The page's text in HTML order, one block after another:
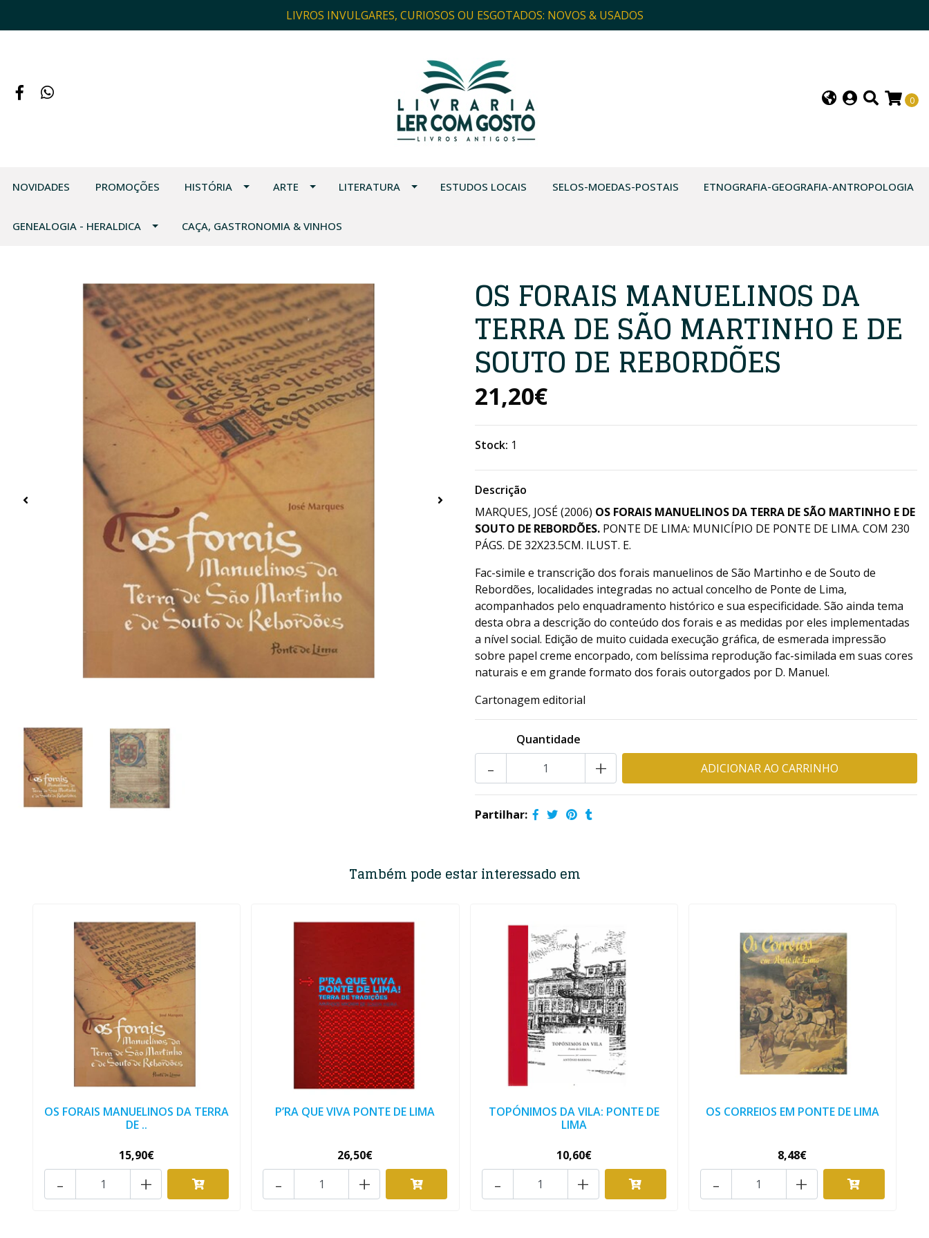
LIVROS INVULGARES, CURIOSOS OU ESGOTADOS: NOVOS & USADOS
0
NOVIDADES PROMOÇÕES HISTÓRIA ARTE LITERATURA ESTUDOS LOCAIS SELOS-MOEDAS-POSTAIS ETNOGRAFIA-GEOGRAFIA-ANTROPOLOGIA
GENEALOGIA - HERALDICA CAÇA, GASTRONOMIA & VINHOS
OS FORAIS MANUELINOS DA
TERRA DE SÃO MARTINHO E DE
SOUTO DE REBORDÕES
21,20€
Stock: 1
Descrição
MARQUES, JOSÉ (2006) OS FORAIS MANUELINOS DA TERRA DE SÃO MARTINHO E DE
SOUTO DE REBORDÕES. PONTE DE LIMA: MUNICÍPIO DE PONTE DE LIMA. COM 230
PÁGS. DE 32X23.5CM. ILUST. E.
Fac-simile e transcrição dos forais manuelinos de São Martinho e de Souto de
Rebordões, localidades integradas no actual concelho de Ponte de Lima,
acompanhados pelo enquadramento histórico e sua especificidade. São ainda tema
desta obra a descrição do conteúdo dos forais e as medidas por eles implementadas
a nível social. Edição de muito cuidada execução gráfica, de esmerada impressão
sobre papel creme encorpado, com belíssima reprodução fac-similada em suas cores
naturais e em grande formato dos forais outorgados por D. Manuel.
Cartonagem editorial
Quantidade
+
-
Partilhar:
Também pode estar interessado em
OS FORAIS MANUELINOS DA TERRA
DE ..
15,90€
+
-
P’RA QUE VIVA PONTE DE LIMA
26,50€
+
-
TOPÓNIMOS DA VILA: PONTE DE
LIMA
10,60€
+
-
OS CORREIOS EM PONTE DE LIMA
8,48€
+
-